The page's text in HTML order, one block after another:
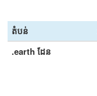
តំបន់
.earth ដែន